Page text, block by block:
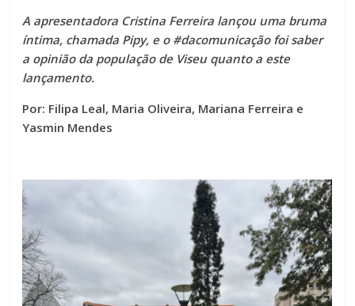
A apresentadora Cristina Ferreira lançou uma bruma
íntima, chamada Pipy, e o #dacomunicação foi saber
a opinião da população de Viseu quanto a este
lançamento.
Por: Filipa Leal, Maria Oliveira, Mariana Ferreira e
Yasmin Mendes